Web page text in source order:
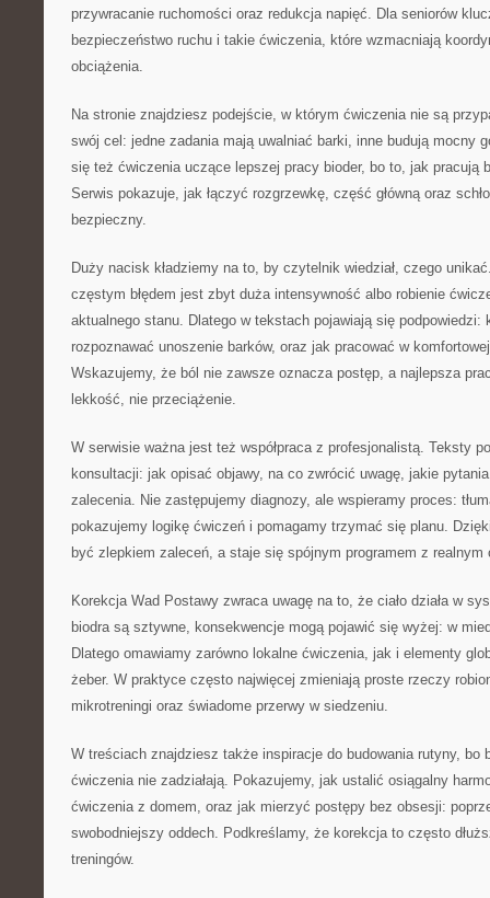
przywracanie ruchomości oraz redukcja napięć. Dla seniorów
bezpieczeństwo ruchu i takie ćwiczenia, które wzmacniają
obciążenia.
Na stronie znajdziesz podejście, w którym ćwiczenia nie są
swój cel: jedne zadania mają uwalniać barki, inne budują mocny
się też ćwiczenia uczące lepszej pracy bioder, bo to, jak pracują
Serwis pokazuje, jak łączyć rozgrzewkę, część główną oraz
bezpieczny.
Duży nacisk kładziemy na to, by czytelnik wiedział, czego
częstym błędem jest zbyt duża intensywność albo robienie
aktualnego stanu. Dlatego w tekstach pojawiają się
rozpoznawać unoszenie barków, oraz jak pracować w
Wskazujemy, że ból nie zawsze oznacza postęp, a najlepsza
lekkość, nie przeciążenie.
W serwisie ważna jest też współpraca z profesjonalistą. Teksty
konsultacji: jak opisać objawy, na co zwrócić uwagę, jakie
zalecenia. Nie zastępujemy diagnozy, ale wspieramy proces:
pokazujemy logikę ćwiczeń i pomagamy trzymać się planu.
być zlepkiem zaleceń, a staje się spójnym programem z
Korekcja Wad Postawy zwraca uwagę na to, że ciało działa w
biodra są sztywne, konsekwencje mogą pojawić się wyżej: w
Dlatego omawiamy zarówno lokalne ćwiczenia, jak i elementy
żeber. W praktyce często najwięcej zmieniają proste rzeczy
mikrotreningi oraz świadome przerwy w siedzeniu.
W treściach znajdziesz także inspiracje do budowania rutyny, bo
ćwiczenia nie zadziałają. Pokazujemy, jak ustalić osiągalny
ćwiczenia z domem, oraz jak mierzyć postępy bez obsesji:
swobodniejszy oddech. Podkreślamy, że korekcja to często
treningów.